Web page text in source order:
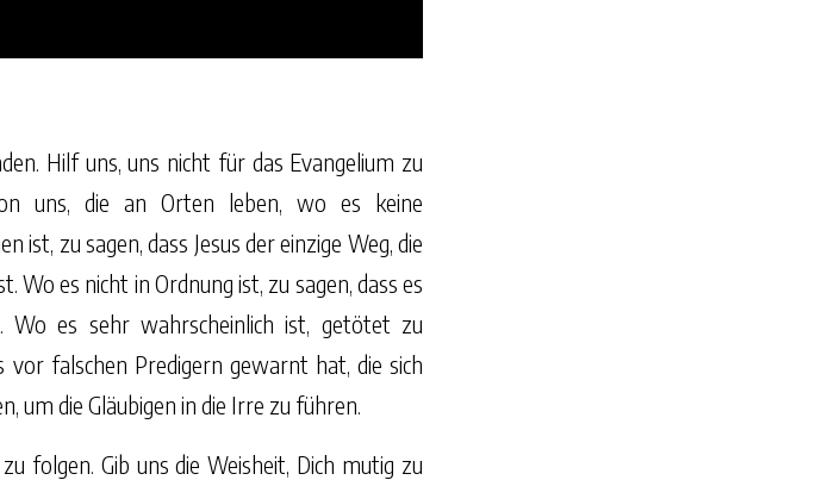
Hilf uns, uns nicht für das Evangelium zu
uns, die an Orten leben, wo es keine
ist, zu sagen, dass Jesus der einzige Weg, die
Wo es nicht in Ordnung ist, zu sagen, dass es
Wo es sehr wahrscheinlich ist, getötet zu
vor falschen Predigern gewarnt hat, die sich
um die Gläubigen in die Irre zu führen.
folgen. Gib uns die Weisheit, Dich mutig zu